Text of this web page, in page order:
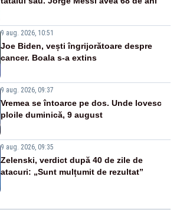
9 aug. 2026, 10:51
Joe Biden, vești îngrijorătoare despre
cancer. Boala s-a extins
9 aug. 2026, 09:37
Vremea se întoarce pe dos. Unde lovesc
ploile duminică, 9 august
9 aug. 2026, 09:35
Zelenski, verdict după 40 de zile de
atacuri: „Sunt mulțumit de rezultat”